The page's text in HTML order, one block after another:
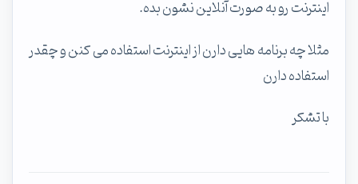
اینترنت رو به صورت آنلاین نشون بده.
مثلا چه برنامه هایی دارن از اینترنت استفاده می کنن و چقدر
استفاده دارن
با تشکر